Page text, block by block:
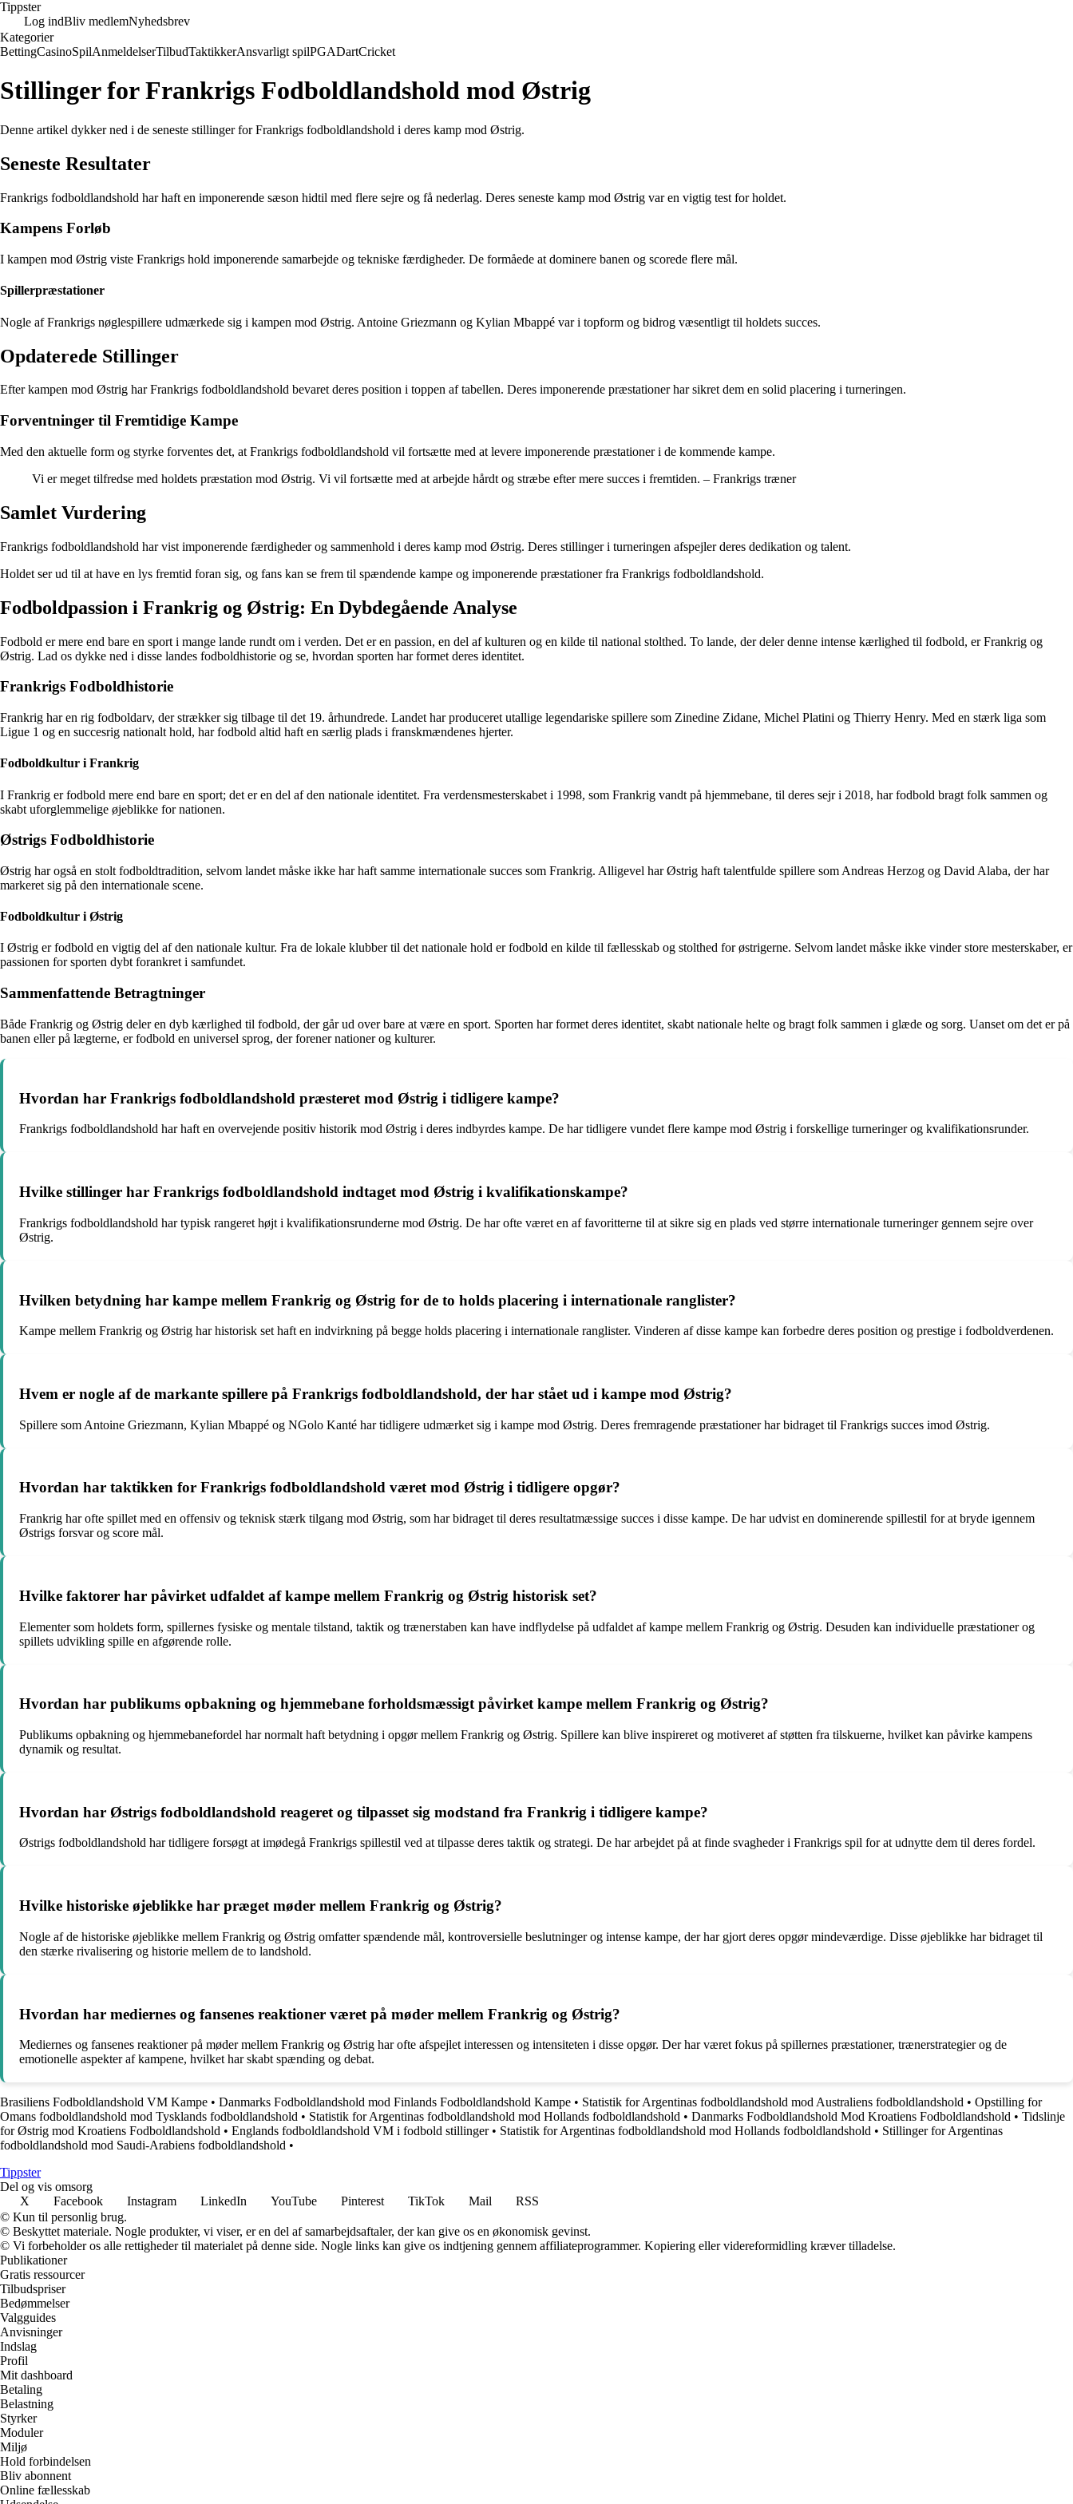
Tippster
Log indBliv medlemNyhedsbrev
Kategorier
BettingCasinoSpilAnmeldelserTilbudTaktikkerAnsvarligt spilPGADartCricket
Stillinger for Frankrigs Fodboldlandshold mod Østrig
Denne artikel dykker ned i de seneste stillinger for Frankrigs fodboldlandshold i deres kamp mod Østrig.
Seneste Resultater
Frankrigs fodboldlandshold har haft en imponerende sæson hidtil med flere sejre og få nederlag. Deres seneste kamp mod Østrig var en vigtig test for holdet.
Kampens Forløb
I kampen mod Østrig viste Frankrigs hold imponerende samarbejde og tekniske færdigheder. De formåede at dominere banen og scorede flere mål.
Spillerpræstationer
Nogle af Frankrigs nøglespillere udmærkede sig i kampen mod Østrig. Antoine Griezmann og Kylian Mbappé var i topform og bidrog væsentligt til holdets succes.
Opdaterede Stillinger
Efter kampen mod Østrig har Frankrigs fodboldlandshold bevaret deres position i toppen af tabellen. Deres imponerende præstationer har sikret dem en solid placering i turneringen.
Forventninger til Fremtidige Kampe
Med den aktuelle form og styrke forventes det, at Frankrigs fodboldlandshold vil fortsætte med at levere imponerende præstationer i de kommende kampe.
Vi er meget tilfredse med holdets præstation mod Østrig. Vi vil fortsætte med at arbejde hårdt og stræbe efter mere succes i fremtiden. – Frankrigs træner
Samlet Vurdering
Frankrigs fodboldlandshold har vist imponerende færdigheder og sammenhold i deres kamp mod Østrig. Deres stillinger i turneringen afspejler deres dedikation og talent.
Holdet ser ud til at have en lys fremtid foran sig, og fans kan se frem til spændende kampe og imponerende præstationer fra Frankrigs fodboldlandshold.
Fodboldpassion i Frankrig og Østrig: En Dybdegående Analyse
Fodbold er mere end bare en sport i mange lande rundt om i verden. Det er en passion, en del af kulturen og en kilde til national stolthed. To lande, der deler denne intense kærlighed til fodbold, er Frankrig og
Østrig. Lad os dykke ned i disse landes fodboldhistorie og se, hvordan sporten har formet deres identitet.
Frankrigs Fodboldhistorie
Frankrig har en rig fodboldarv, der strækker sig tilbage til det 19. århundrede. Landet har produceret utallige legendariske spillere som Zinedine Zidane, Michel Platini og Thierry Henry. Med en stærk liga som
Ligue 1 og en succesrig nationalt hold, har fodbold altid haft en særlig plads i franskmændenes hjerter.
Fodboldkultur i Frankrig
I Frankrig er fodbold mere end bare en sport; det er en del af den nationale identitet. Fra verdensmesterskabet i 1998, som Frankrig vandt på hjemmebane, til deres sejr i 2018, har fodbold bragt folk sammen og
skabt uforglemmelige øjeblikke for nationen.
Østrigs Fodboldhistorie
Østrig har også en stolt fodboldtradition, selvom landet måske ikke har haft samme internationale succes som Frankrig. Alligevel har Østrig haft talentfulde spillere som Andreas Herzog og David Alaba, der har
markeret sig på den internationale scene.
Fodboldkultur i Østrig
I Østrig er fodbold en vigtig del af den nationale kultur. Fra de lokale klubber til det nationale hold er fodbold en kilde til fællesskab og stolthed for østrigerne. Selvom landet måske ikke vinder store mesterskaber, er
passionen for sporten dybt forankret i samfundet.
Sammenfattende Betragtninger
Både Frankrig og Østrig deler en dyb kærlighed til fodbold, der går ud over bare at være en sport. Sporten har formet deres identitet, skabt nationale helte og bragt folk sammen i glæde og sorg. Uanset om det er på
banen eller på lægterne, er fodbold en universel sprog, der forener nationer og kulturer.
Hvordan har Frankrigs fodboldlandshold præsteret mod Østrig i tidligere kampe?
Frankrigs fodboldlandshold har haft en overvejende positiv historik mod Østrig i deres indbyrdes kampe. De har tidligere vundet flere kampe mod Østrig i forskellige turneringer og kvalifikationsrunder.
Hvilke stillinger har Frankrigs fodboldlandshold indtaget mod Østrig i kvalifikationskampe?
Frankrigs fodboldlandshold har typisk rangeret højt i kvalifikationsrunderne mod Østrig. De har ofte været en af favoritterne til at sikre sig en plads ved større internationale turneringer gennem sejre over
Østrig.
Hvilken betydning har kampe mellem Frankrig og Østrig for de to holds placering i internationale ranglister?
Kampe mellem Frankrig og Østrig har historisk set haft en indvirkning på begge holds placering i internationale ranglister. Vinderen af disse kampe kan forbedre deres position og prestige i fodboldverdenen.
Hvem er nogle af de markante spillere på Frankrigs fodboldlandshold, der har stået ud i kampe mod Østrig?
Spillere som Antoine Griezmann, Kylian Mbappé og NGolo Kanté har tidligere udmærket sig i kampe mod Østrig. Deres fremragende præstationer har bidraget til Frankrigs succes imod Østrig.
Hvordan har taktikken for Frankrigs fodboldlandshold været mod Østrig i tidligere opgør?
Frankrig har ofte spillet med en offensiv og teknisk stærk tilgang mod Østrig, som har bidraget til deres resultatmæssige succes i disse kampe. De har udvist en dominerende spillestil for at bryde igennem
Østrigs forsvar og score mål.
Hvilke faktorer har påvirket udfaldet af kampe mellem Frankrig og Østrig historisk set?
Elementer som holdets form, spillernes fysiske og mentale tilstand, taktik og trænerstaben kan have indflydelse på udfaldet af kampe mellem Frankrig og Østrig. Desuden kan individuelle præstationer og
spillets udvikling spille en afgørende rolle.
Hvordan har publikums opbakning og hjemmebane forholdsmæssigt påvirket kampe mellem Frankrig og Østrig?
Publikums opbakning og hjemmebanefordel har normalt haft betydning i opgør mellem Frankrig og Østrig. Spillere kan blive inspireret og motiveret af støtten fra tilskuerne, hvilket kan påvirke kampens
dynamik og resultat.
Hvordan har Østrigs fodboldlandshold reageret og tilpasset sig modstand fra Frankrig i tidligere kampe?
Østrigs fodboldlandshold har tidligere forsøgt at imødegå Frankrigs spillestil ved at tilpasse deres taktik og strategi. De har arbejdet på at finde svagheder i Frankrigs spil for at udnytte dem til deres fordel.
Hvilke historiske øjeblikke har præget møder mellem Frankrig og Østrig?
Nogle af de historiske øjeblikke mellem Frankrig og Østrig omfatter spændende mål, kontroversielle beslutninger og intense kampe, der har gjort deres opgør mindeværdige. Disse øjeblikke har bidraget til
den stærke rivalisering og historie mellem de to landshold.
Hvordan har mediernes og fansenes reaktioner været på møder mellem Frankrig og Østrig?
Mediernes og fansenes reaktioner på møder mellem Frankrig og Østrig har ofte afspejlet interessen og intensiteten i disse opgør. Der har været fokus på spillernes præstationer, trænerstrategier og de
emotionelle aspekter af kampene, hvilket har skabt spænding og debat.
Brasiliens Fodboldlandshold VM Kampe • Danmarks Fodboldlandshold mod Finlands Fodboldlandshold Kampe • Statistik for Argentinas fodboldlandshold mod Australiens fodboldlandshold • Opstilling for
Omans fodboldlandshold mod Tysklands fodboldlandshold • Statistik for Argentinas fodboldlandshold mod Hollands fodboldlandshold • Danmarks Fodboldlandshold Mod Kroatiens Fodboldlandshold • Tidslinje
for Østrig mod Kroatiens Fodboldlandshold • Englands fodboldlandshold VM i fodbold stillinger• Statistik for Argentinas fodboldlandshold mod Hollands fodboldlandshold • Stillinger for Argentinas
fodboldlandshold mod Saudi-Arabiens fodboldlandshold •
Tippster
Del og vis omsorg
X
Facebook Instagram LinkedIn YouTube Pinterest TikTok Mail
RSS
© Kun til personlig brug.
© Beskyttet materiale. Nogle produkter, vi viser, er en del af samarbejdsaftaler, der kan give os en økonomisk gevinst.
© Vi forbeholder os alle rettigheder til materialet på denne side. Nogle links kan give os indtjening gennem affiliateprogrammer. Kopiering eller videreformidling kræver tilladelse.
Publikationer
Gratis ressourcer
Tilbudspriser
Bedømmelser
Valgguides
Anvisninger
Indslag
Profil
Mit dashboard
Betaling
Belastning
Styrker
Moduler
Miljø
Hold forbindelsen
Bliv abonnent
Online fællesskab